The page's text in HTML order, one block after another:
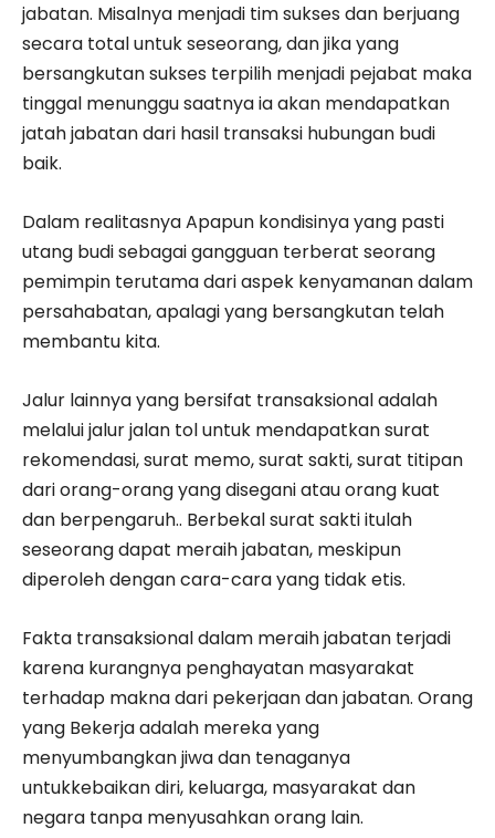
jabatan. Misalnya menjadi tim sukses dan berjuang
secara total untuk seseorang, dan jika yang
bersangkutan sukses terpilih menjadi pejabat maka
tinggal menunggu saatnya ia akan mendapatkan
jatah jabatan dari hasil transaksi hubungan budi
baik.
Dalam realitasnya Apapun kondisinya yang pasti
utang budi sebagai gangguan terberat seorang
pemimpin terutama dari aspek kenyamanan dalam
persahabatan, apalagi yang bersangkutan telah
membantu kita.
Jalur lainnya yang bersifat transaksional adalah
melalui jalur jalan tol untuk mendapatkan surat
rekomendasi, surat memo, surat sakti, surat titipan
dari orang-orang yang disegani atau orang kuat
dan berpengaruh.. Berbekal surat sakti itulah
seseorang dapat meraih jabatan, meskipun
diperoleh dengan cara-cara yang tidak etis.
Fakta transaksional dalam meraih jabatan terjadi
karena kurangnya penghayatan masyarakat
terhadap makna dari pekerjaan dan jabatan. Orang
yang Bekerja adalah mereka yang
menyumbangkan jiwa dan tenaganya
untukkebaikan diri, keluarga, masyarakat dan
negara tanpa menyusahkan orang lain.